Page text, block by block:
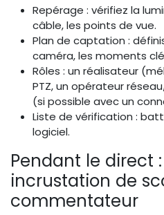
Repérage : vérifiez la
câble, les points de vue.
Plan de captation :
caméra, les moments
Rôles : un réalisateur
PTZ, un opérateur
(si possible avec un
Liste de vérification :
logiciel.
Pendant le direct
incrustation de
commentateur